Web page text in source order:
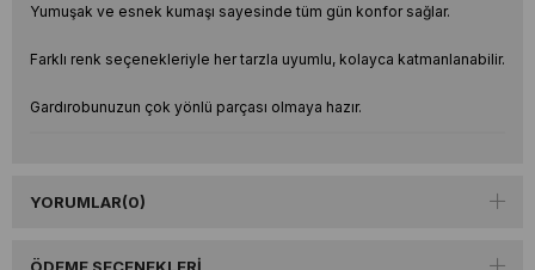
Yumuşak ve esnek kumaşı sayesinde tüm gün konfor sağlar.
Farklı renk seçenekleriyle her tarzla uyumlu, kolayca katmanlanabilir.
Gardırobunuzun çok yönlü parçası olmaya hazır.
YORUMLAR(0)